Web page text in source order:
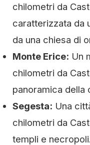
chilometri da
caratterizzata da
da una chiesa di
Monte Erice: Un
chilometri da
panoramica della
Segesta: Una
chilometri da
templi e necropoli.